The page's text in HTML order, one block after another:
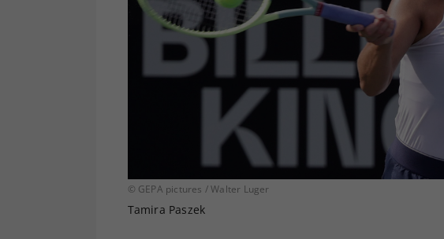
© GEPA pictures / Walter Luger
Tamira Paszek